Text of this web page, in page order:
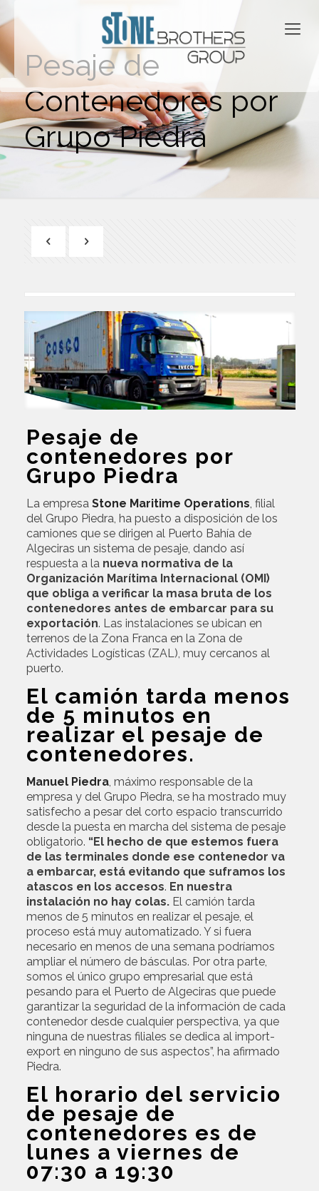
Pesaje de
Contenedores por
Grupo Piedra
Pesaje de
contenedores por
Grupo Piedra
La empresaStone Maritime Operations filial
del Grupo Piedra, ha puesto a disposición de los
camiones que se dirigen al Puerto Bahía de
Algeciras un sistema de pesaje, dando así
respuesta a la nueva normativa de la
Organización Marítima Internacional (OMI)
que obliga a verificar la masa bruta de los
contenedores antes de embarcar para su
exportación. Las instalaciones se ubican en
terrenos de la Zona Franca en la Zona de
Actividades Logísticas (ZAL), muy cercanos al
puerto.
El camión tarda menos
de 5 minutos en
realizar el pesaje de
contenedores.
Manuel Piedra , máximo responsable de la
empresa y del Grupo Piedra, se ha mostrado muy
satisfecho a pesar del corto espacio transcurrido
desde la puesta en marcha del sistema de pesaje
obligatorio. “El hecho de que estemos fuera
de las terminales donde ese contenedor va
a embarcar, está evitando que suframos los
atascos en los accesos. En nuestra
instalación no hay colas. El camión tarda
menos de 5 minutos en realizar el pesaje, el
proceso está muy automatizado. Y si fuera
necesario en menos de una semana podríamos
ampliar el número de básculas. Por otra parte,
somos el único grupo empresarial que está
pesando para el Puerto de Algeciras que puede
garantizar la seguridad de la información de cada
contenedor desde cualquier perspectiva, ya que
ninguna de nuestras filiales se dedica al import-
export en ninguno de sus aspectos”, ha afirmado
Piedra.
El horario del servicio
de pesaje de
contenedores es de
lunes a viernes de
07:30 a 19:30